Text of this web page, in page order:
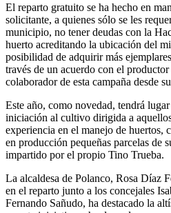
El reparto gratuito se ha hecho en
solicitante, a quienes sólo se les
municipio, no tener deudas con la
huerto acreditando la ubicación del
posibilidad de adquirir más
través de un acuerdo con el
colaborador de esta campaña desde
Este año, como novedad, tendrá
iniciación al cultivo dirigida a
experiencia en el manejo de huertos,
en producción pequeñas parcelas de
impartido por el propio Tino Trueba.
La alcaldesa de Polanco, Rosa Díaz
en el reparto junto a los concejales
Fernando Sañudo, ha destacado la